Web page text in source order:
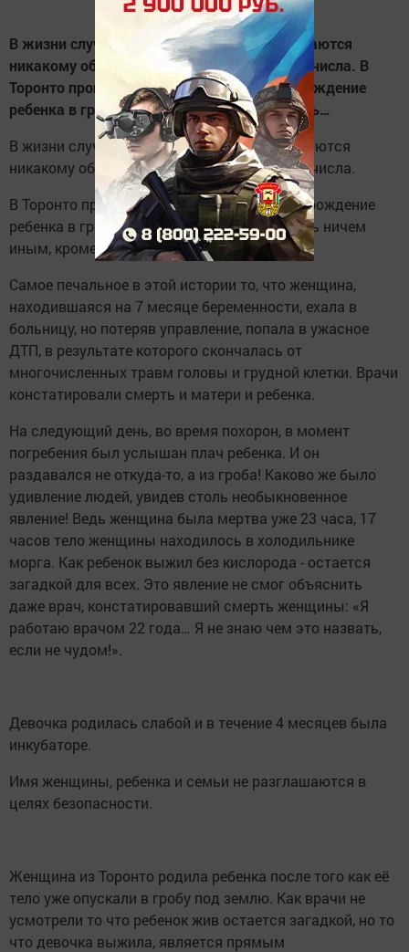
В жизни случаются вещи, которые не поддаются
никакому объяснению. И этот случай из их числа. В
Торонто произошел уникальный случай - рождение
ребенка в гробу. Этот случай нельзя назвать…
В жизни случаются вещи, которые не поддаются
никакому объяснению. И этот случай из их числа.
В Торонто произошел уникальный случай - рождение
ребенка в гробу. Этот случай нельзя назвать ничем
иным, кроме как чудом.
Самое печальное в этой истории то, что женщина,
находившаяся на 7 месяце беременности, ехала в
больницу, но потеряв управление, попала в ужасное
ДТП, в результате которого скончалась от
многочисленных травм головы и грудной клетки. Врачи
констатировали смерть и матери и ребенка.
На следующий день, во время похорон, в момент
погребения был услышан плач ребенка. И он
раздавался не откуда-то, а из гроба! Каково же было
удивление людей, увидев столь необыкновенное
явление! Ведь женщина была мертва уже 23 часа, 17
часов тело женщины находилось в холодильнике
морга. Как ребенок выжил без кислорода - остается
загадкой для всех. Это явление не смог объяснить
даже врач, констатировавший смерть женщины: «Я
работаю врачом 22 года… Я не знаю чем это назвать,
если не чудом!».
Девочка родилась слабой и в течение 4 месяцев была
инкубаторе.
Имя женщины, ребенка и семьи не разглашаются в
целях безопасности.
Женщина из Торонто родила ребенка после того как её
тело уже опускали в гробу под землю. Как врачи не
усмотрели то что ребенок жив остается загадкой, но то
что девочка выжила, является прямым